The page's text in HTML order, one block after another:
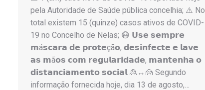
pela Autoridade de Saúde pública concelhia; ⚠️ No
total existem 15 (quinze) casos ativos de COVID-
19 no Concelho de Nelas; 😷 𝗨𝘀𝗲 𝘀𝗲𝗺𝗽𝗿𝗲
𝗺á𝘀𝗰𝗮𝗿𝗮 𝗱𝗲 𝗽𝗿𝗼𝘁𝗲çã𝗼, 𝗱𝗲𝘀𝗶𝗻𝗳𝗲𝗰𝘁𝗲 𝗲 𝗹𝗮𝘃𝗲
𝗮𝘀 𝗺ã𝗼𝘀 𝗰𝗼𝗺 𝗿𝗲𝗴𝘂𝗹𝗮𝗿𝗶𝗱𝗮𝗱𝗲, 𝗺𝗮𝗻𝘁𝗲𝗻𝗵𝗮 𝗼
𝗱𝗶𝘀𝘁𝗮𝗻𝗰𝗶𝗮𝗺𝗲𝗻𝘁𝗼 𝘀𝗼𝗰𝗶𝗮𝗹 🙎↔️🙍 Segundo
informação fornecida hoje, dia 13 de agosto,…